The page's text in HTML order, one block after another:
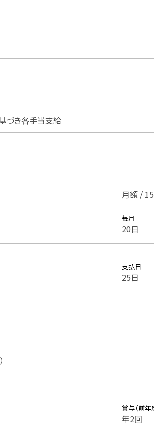
づき各手当支給
月額 /
毎月
20日
支払日
25日
賞与（前
年2回